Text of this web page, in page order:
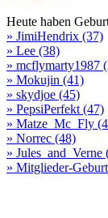
Heute haben
» JimiHendrix (37)
» Lee (38)
» mcflymarty1987
» Mokujin (41)
» skydjoe (45)
» PepsiPerfekt (47)
» Matze_Mc_Fly
» Norrec (48)
» Jules_and_Verne
» Mitglieder-